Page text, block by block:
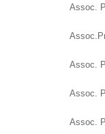
Assoc.
Assoc.
Assoc.
Assoc.